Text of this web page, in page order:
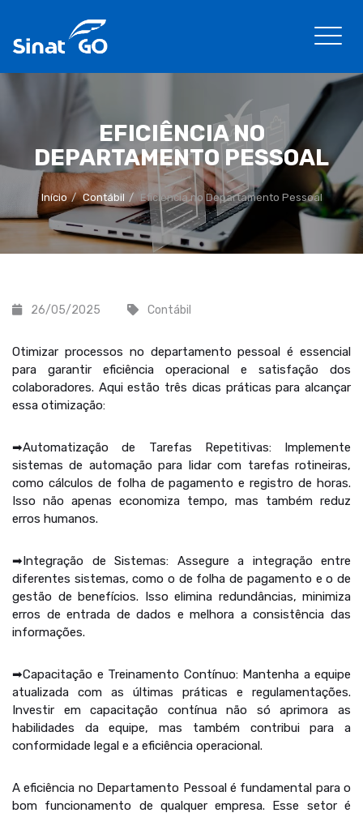
EFICIÊNCIA NO
DEPARTAMENTO PESSOAL
Início Contábil Eficiência no Departamento Pessoal
26/05/2025 Contábil
Otimizar processos no departamento pessoal é essencial
para garantir eficiência operacional e satisfação dos
colaboradores. Aqui estão três dicas práticas para alcançar
essa otimização:
➡Automatização de Tarefas Repetitivas: Implemente
sistemas de automação para lidar com tarefas rotineiras,
como cálculos de folha de pagamento e registro de horas.
Isso não apenas economiza tempo, mas também reduz
erros humanos.
➡Integração de Sistemas: Assegure a integração entre
diferentes sistemas, como o de folha de pagamento e o de
gestão de benefícios. Isso elimina redundâncias, minimiza
erros de entrada de dados e melhora a consistência das
informações.
➡Capacitação e Treinamento Contínuo: Mantenha a equipe
atualizada com as últimas práticas e regulamentações.
Investir em capacitação contínua não só aprimora as
habilidades da equipe, mas também contribui para a
conformidade legal e a eficiência operacional.
A eficiência no Departamento Pessoal é fundamental para o
bom funcionamento de qualquer empresa. Esse setor é